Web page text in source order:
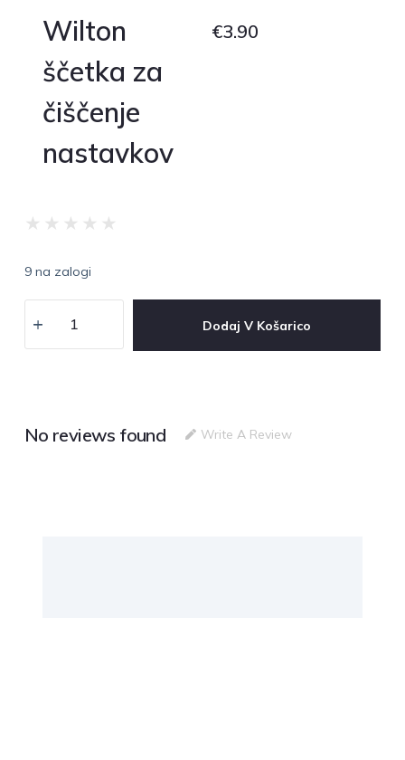
Wilton
ščetka za
čiščenje
nastavkov
€3.90
★ ★ ★ ★ ★
9 na zalogi
Dodaj V Košarico
No reviews found Write A Review